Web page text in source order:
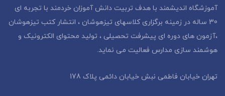
آموزشگاه اندیشمند با هدف تربیت دانش آموزان خردمند با تجربه ای
30 ساله در زمینه برگزاری کلاسهای تیزهوشان ، انتشار کتب تیزهوشان
،آزمون های دوره ای پیشرفت تحصیلی ، تولید محتوای الکترونیک و
هوشمند سازی مدارس فعالیت می نماید.
تهران خیابان فاطمی نبش خیابان دائمی پلاک 178